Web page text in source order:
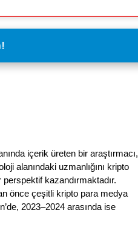
içerik üreten bir araştırmacı,
alanındaki uzmanlığını kripto
kazandırmaktadır.
önce çeşitli kripto para medya
2023–2024 arasında ise